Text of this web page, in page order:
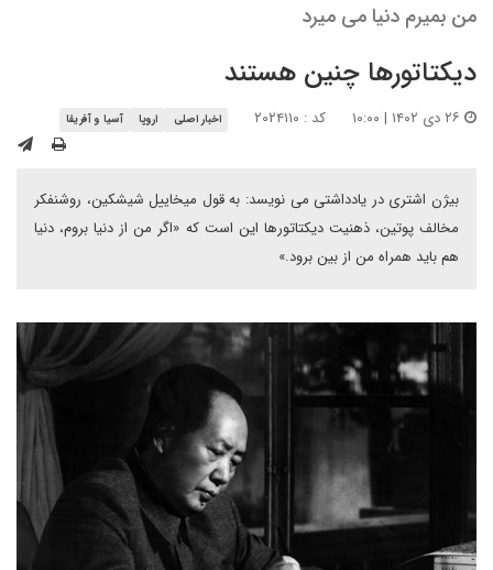
من بمیرم دنیا می میرد
دیکتاتورها چنین هستند
کد : ۲۰۲۴۱۱۰ اخبار اصلی اروپا آسیا و آفریقا
بیژن اشتری در یادداشتی می نویسد: به قول میخاییل شیشکین، روشنفکر
مخالف پوتین، ذهنیت دیکتاتورها این است که «اگر من از دنیا بروم، دنیا
هم باید همراه من از بین برود.»